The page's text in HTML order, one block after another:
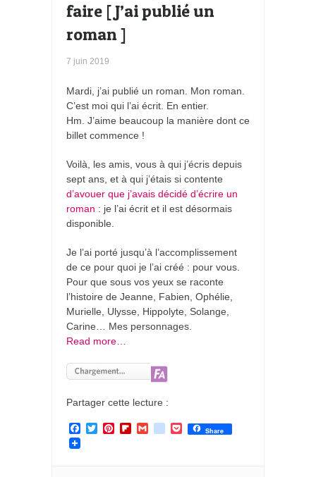
faire [ J’ai publié un
roman ]
7 juin 2019
Mardi, j’ai publié un roman. Mon roman.
C’est moi qui l’ai écrit. En entier.
Hm. J’aime beaucoup la manière dont ce
billet commence !
Voilà, les amis, vous à qui j’écris depuis
sept ans, et à qui j’étais si contente
d’avouer que j’avais décidé d’écrire un
roman : je l’ai écrit et il est désormais
disponible.
Je l’ai porté jusqu’à l’accomplissement
de ce pour quoi je l’ai créé : pour vous.
Pour que sous vos yeux se raconte
l’histoire de Jeanne, Fabien, Ophélie,
Murielle, Ulysse, Hippolyte, Solange,
Carine… Mes personnages.
Read more…
Partager cette lecture :
F
T
P
F
P
Share